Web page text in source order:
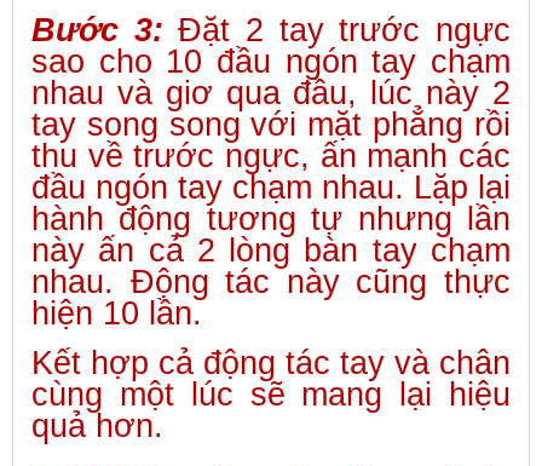
Bước 3: Đặt 2 tay trước ngực
sao cho 10 đầu ngón tay chạm
nhau và giơ qua đầu, lúc này 2
tay song song với mặt phẳng rồi
thu về trước ngực, ấn mạnh các
đầu ngón tay chạm nhau. Lặp lại
hành động tương tự nhưng lần
này ấn cả 2 lòng bàn tay chạm
nhau. Động tác này cũng thực
hiện 10 lần.
Kết hợp cả động tác tay và chân
cùng một lúc sẽ mang lại hiệu
quả hơn.